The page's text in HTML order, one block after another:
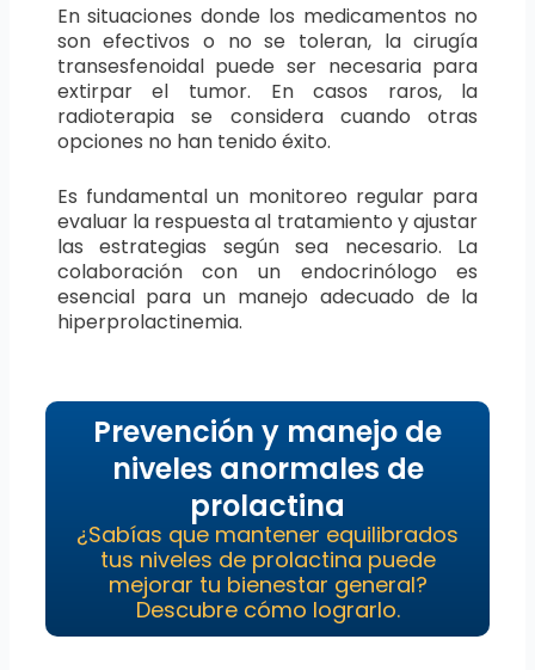
En situaciones donde los medicamentos no
son efectivos o no se toleran, la cirugía
transesfenoidal puede ser necesaria para
extirpar el tumor. En casos raros, la
radioterapia se considera cuando otras
opciones no han tenido éxito.
Es fundamental un monitoreo regular para
evaluar la respuesta al tratamiento y ajustar
las estrategias según sea necesario. La
colaboración con un endocrinólogo es
esencial para un manejo adecuado de la
hiperprolactinemia.
Prevención y manejo de
niveles anormales de
prolactina
¿Sabías que mantener equilibrados
tus niveles de prolactina puede
mejorar tu bienestar general?
Descubre cómo lograrlo.